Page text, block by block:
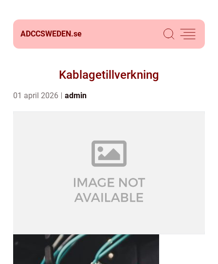
ADCCSWEDEN.se
Kablagetillverkning
01 april 2026 admin